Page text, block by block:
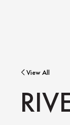
View All